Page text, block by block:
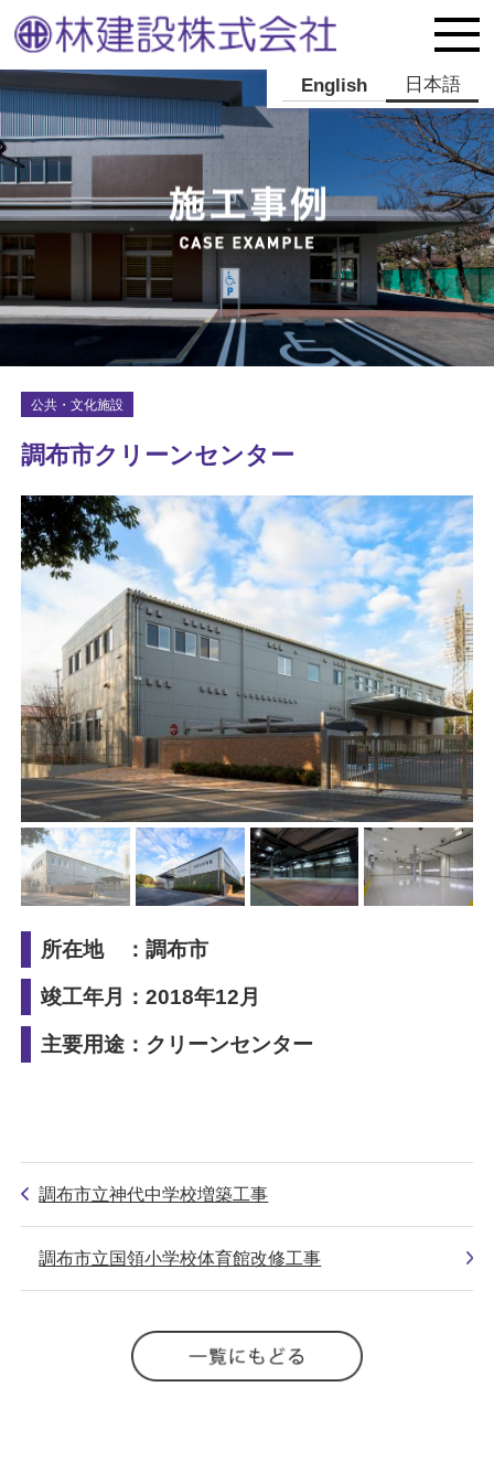
English 日本語
公共・文化施設
調布市クリーンセンター
所在地 ：調布市
竣工年月：2018年12月
主要用途：クリーンセンター
調布市立神代中学校増築工事
調布市立国領小学校体育館改修工事